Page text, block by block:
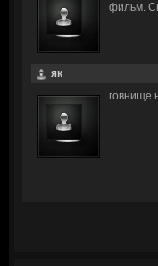
фильм.
як
говнище